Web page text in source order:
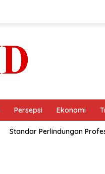
Persepsi Ekonomi
Standar Perlindungan